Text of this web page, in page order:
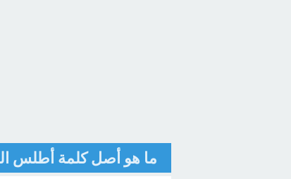
ما هو أصل كلمة أطلس